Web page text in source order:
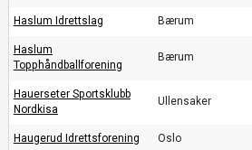
Haslum Idrettslag Bærum
Haslum
Topphåndballforening
Bærum
Hauerseter Sportsklubb
Nordkisa
Ullensaker
Haugerud Idrettsforening Oslo